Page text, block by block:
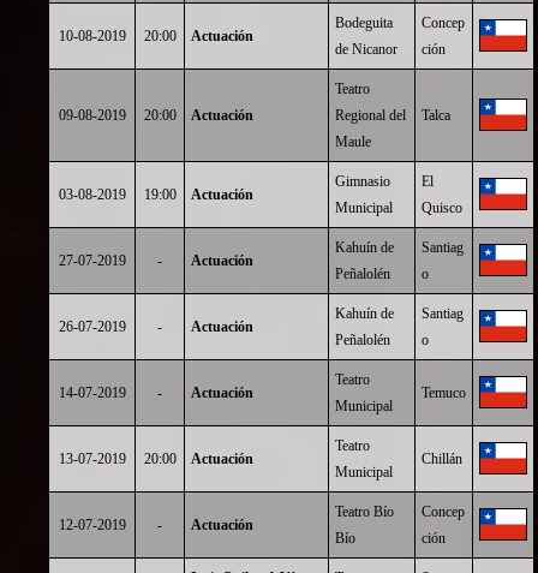
10-08-2019 20:00 Actuación
Bodeguita
de Nicanor
Concep
ción
09-08-2019 20:00 Actuación
Teatro
Regional del
Maule
Talca
03-08-2019 19:00 Actuación
Gimnasio
Municipal
El
Quisco
27-07-2019 - Actuación
Kahuín de
Peñalolén
Santiag
o
26-07-2019 - Actuación
Kahuín de
Peñalolén
Santiag
o
14-07-2019 - Actuación
Teatro
Municipal
Temuco
13-07-2019 20:00 Actuación
Teatro
Municipal
Chillán
12-07-2019 - Actuación
Teatro Bío
Bío
Concep
ción